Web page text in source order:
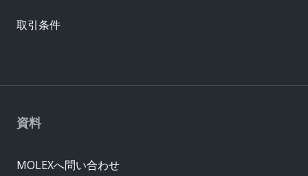
資料
MOLEXへ問い合わせ
取引条件